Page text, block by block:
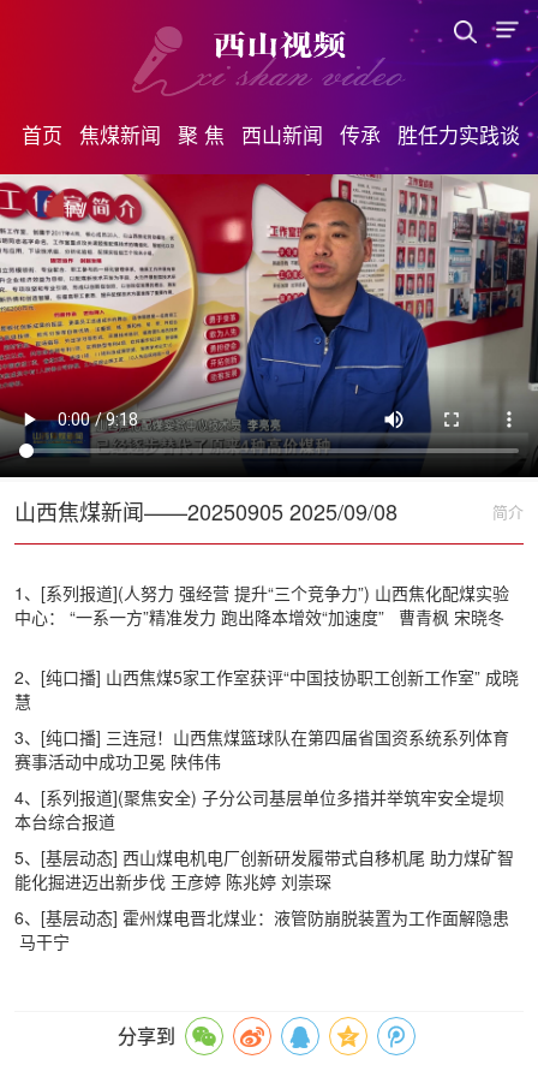
首页 焦煤新闻 聚 焦 西山新闻 传承 胜任力实践谈
山西焦煤新闻——20250905 2025/09/08 简介
分享到
1、[系列报道](人努力 强经营 提升“三个竞争力”) 山西焦化配煤实验
中心： “一系一方”精准发力 跑出降本增效“加速度”
曹青枫 宋晓冬
2、[纯口播] 山西焦煤5家工作室获评“中国技协职工创新工作室” 成晓
慧
3、[纯口播] 三连冠！山西焦煤篮球队在第四届省国资系统系列体育
赛事活动中成功卫冕 陕伟伟
4、[系列报道](聚焦安全) 子分公司基层单位多措并举筑牢安全堤坝
本台综合报道
5、[基层动态] 西山煤电机电厂创新研发履带式自移机尾 助力煤矿智
能化掘进迈出新步伐 王彦婷 陈兆婷 刘崇琛
6、[基层动态] 霍州煤电晋北煤业：液管防崩脱装置为工作面解隐患
马干宁